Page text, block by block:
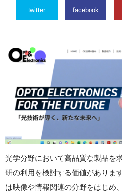
twitter facebook
光学分野において高品質な製品を
研の利用を検討する価値がありま
は映像や情報関連の分野をはじめ